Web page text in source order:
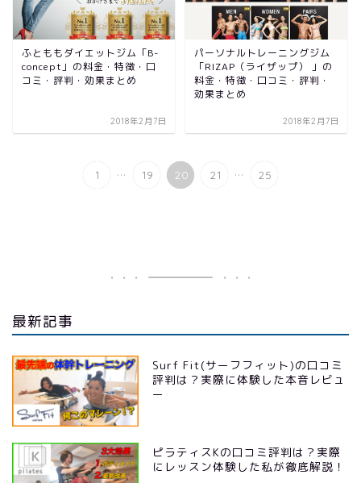
ふとももダイエットジム「B-
concept」の料金・特徴・口
コミ・評判・効果まとめ
2018年2月7日
パーソナルトレーニングジム
「RIZAP（ライザップ） 」の
料金・特徴・口コミ・評判・
効果まとめ
2018年2月7日
1 ... 19 20 21 ... 25
最新記事
Surf Fit(サーフフィット)の口コミ
評判は？実際に体験した本音レビュ
ー
ピラティスKの口コミ評判は？実際
にレッスン体験した私が徹底解説！